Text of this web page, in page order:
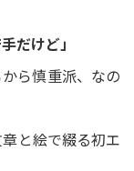
だけど」
ら慎重派、なの
と絵で綴る初エ